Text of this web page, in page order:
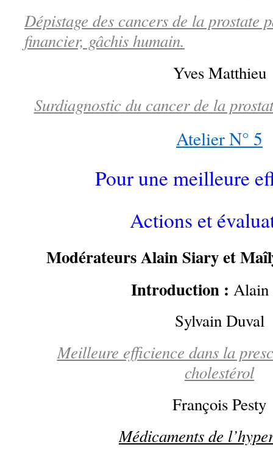
Dépistage des cancers de la prostate
financier, gâchis humain.
Yves Matthieu
Surdiagnostic du cancer de la
Atelier N° 5
Pour une meilleure
Actions et
Modérateurs Alain Siary et
Introduction : Alain
Sylvain Duval
Meilleure efficience dans la
cholestérol
François Pesty
Médicaments de